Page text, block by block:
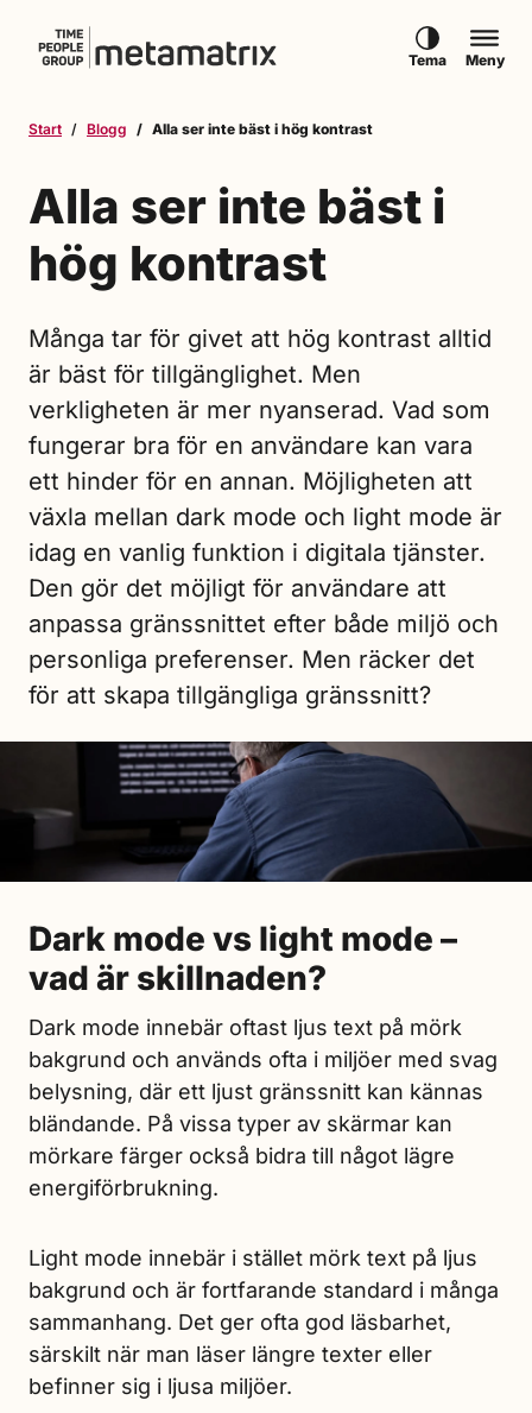
Hoppa till innehåll
Tema Meny
Start Blogg Alla ser inte bäst i hög kontrast
Alla ser inte bäst i
hög kontrast
Många tar för givet att hög kontrast alltid
är bäst för tillgänglighet. Men
verkligheten är mer nyanserad. Vad som
fungerar bra för en användare kan vara
ett hinder för en annan. Möjligheten att
växla mellan dark mode och light mode är
idag en vanlig funktion i digitala tjänster.
Den gör det möjligt för användare att
anpassa gränssnittet efter både miljö och
personliga preferenser. Men räcker det
för att skapa tillgängliga gränssnitt?
Dark mode vs light mode –
vad är skillnaden?
Dark mode innebär oftast ljus text på mörk
bakgrund och används ofta i miljöer med svag
belysning, där ett ljust gränssnitt kan kännas
bländande. På vissa typer av skärmar kan
mörkare färger också bidra till något lägre
energiförbrukning.
Light mode innebär i stället mörk text på ljus
bakgrund och är fortfarande standard i många
sammanhang. Det ger ofta god läsbarhet,
särskilt när man läser längre texter eller
befinner sig i ljusa miljöer.